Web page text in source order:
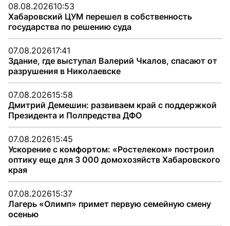
08.08.202610:53
Хабаровский ЦУМ перешел в собственность
государства по решению суда
07.08.202617:41
Здание, где выступал Валерий Чкалов, спасают от
разрушения в Николаевске
07.08.202615:58
Дмитрий Демешин: развиваем край с поддержкой
Президента и Полпредства ДФО
07.08.202615:45
Ускорение с комфортом: «Ростелеком» построил
оптику еще для 3 000 домохозяйств Хабаровского
края
07.08.202615:37
Лагерь «Олимп» примет первую семейную смену
осенью